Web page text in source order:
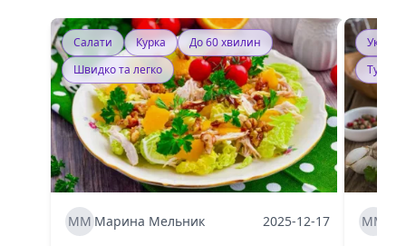
Салати Курка
До 60 хвилин
Швидко та легко
ММ Марина Мельник 2025-12-17 ММ